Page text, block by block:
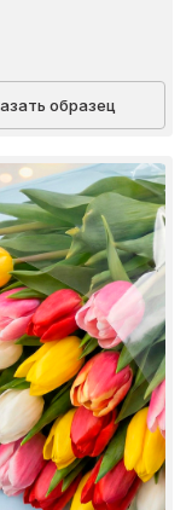
образец